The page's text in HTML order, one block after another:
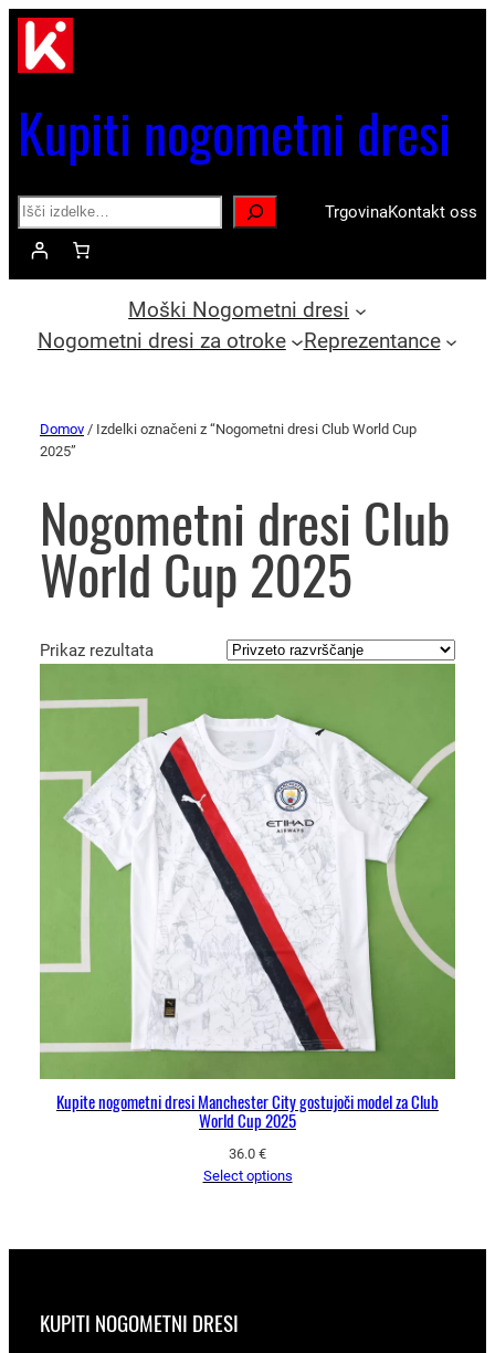
Kupiti nogometni dresi
Search TrgovinaKontakt oss
Moški Nogometni dresi
Nogometni dresi za otroke
Reprezentance
Domov / Izdelki označeni z “Nogometni dresi Club World Cup
2025”
Nogometni dresi Club
World Cup 2025
Prikaz rezultata
Kupite nogometni dresi Manchester City gostujoči model za Club
World Cup 2025
36.0 €
Select options
KUPITI NOGOMETNI DRESI